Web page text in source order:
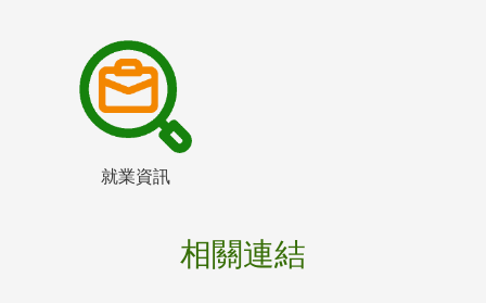
就業資訊
相關連結